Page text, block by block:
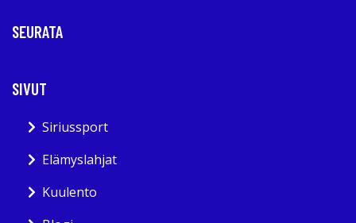
SEURATA
SIVUT
Siriussport
Elämyslahjat
Kuulento